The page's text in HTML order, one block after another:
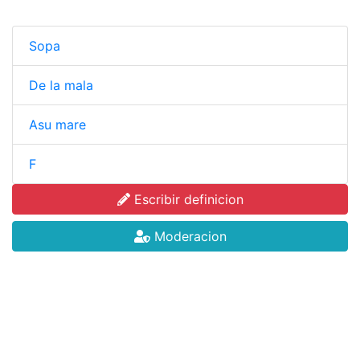
Sopa
De la mala
Asu mare
F
Escribir definicion
Moderacion